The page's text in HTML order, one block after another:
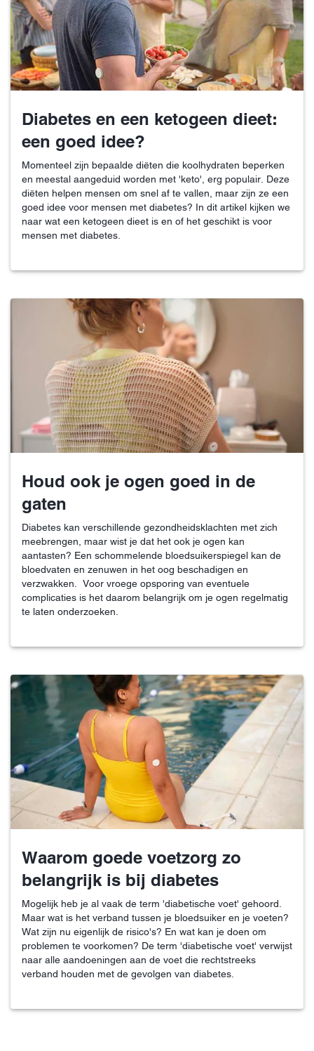
Diabetes en een ketogeen dieet:
een goed idee?
Momenteel zijn bepaalde diëten die koolhydraten beperken
en meestal aangeduid worden met 'keto', erg populair. Deze
diëten helpen mensen om snel af te vallen, maar zijn ze een
goed idee voor mensen met diabetes? In dit artikel kijken we
naar wat een ketogeen dieet is en of het geschikt is voor
mensen met diabetes.
Houd ook je ogen goed in de
gaten
Diabetes kan verschillende gezondheidsklachten met zich
meebrengen, maar wist je dat het ook je ogen kan
aantasten? Een schommelende bloedsuikerspiegel kan de
bloedvaten en zenuwen in het oog beschadigen en
verzwakken. Voor vroege opsporing van eventuele
complicaties is het daarom belangrijk om je ogen regelmatig
te laten onderzoeken.
Waarom goede voetzorg zo
belangrijk is bij diabetes
Mogelijk heb je al vaak de term 'diabetische voet' gehoord.
Maar wat is het verband tussen je bloedsuiker en je voeten?
Wat zijn nu eigenlijk de risico's? En wat kan je doen om
problemen te voorkomen? De term 'diabetische voet' verwijst
naar alle aandoeningen aan de voet die rechtstreeks
verband houden met de gevolgen van diabetes.